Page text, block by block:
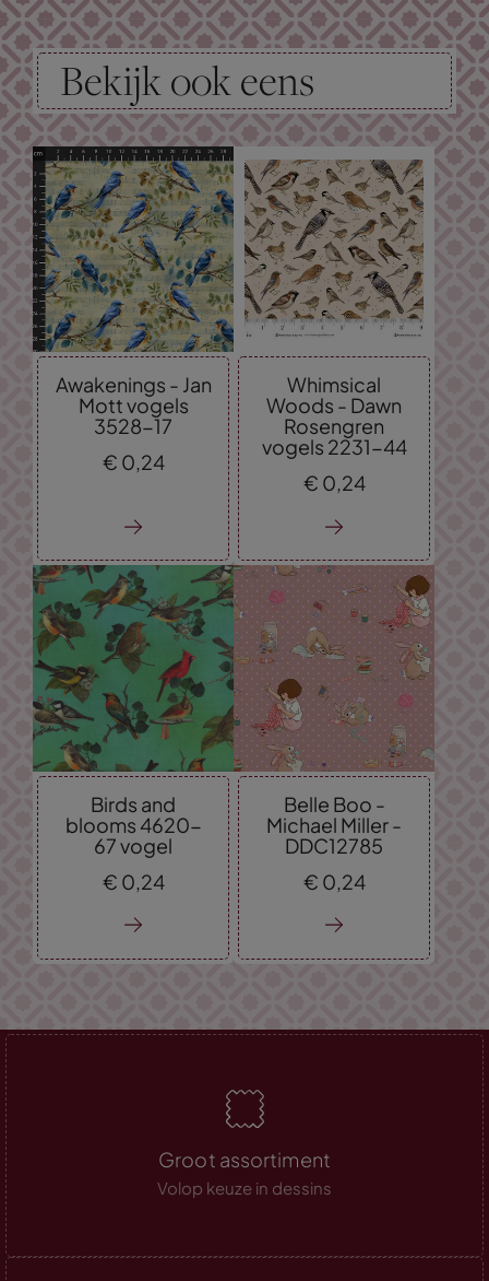
Bekijk ook eens
Awakenings - Jan
Mott vogels
3528-17
€ 0,24
Whimsical
Woods - Dawn
Rosengren
vogels 2231-44
€ 0,24
Birds and
blooms 4620-
67 vogel
€ 0, 24
Belle Boo -
Michael Miller -
DDC12785
€ 0, 24
Groot assortiment
Volop keuze in dessins